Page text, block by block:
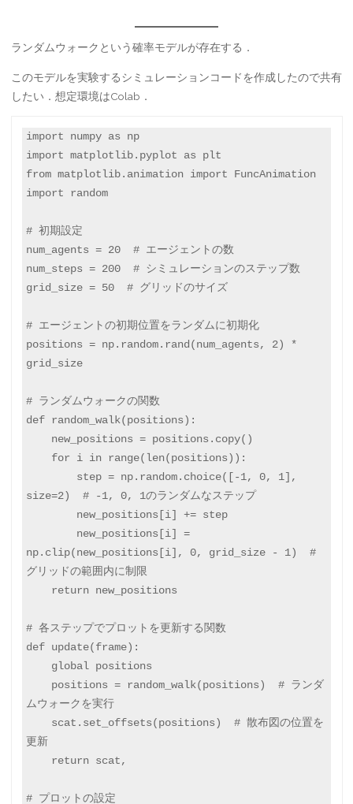
ランダムウォークという確率モデルが存在する．
このモデルを実験するシミュレーションコードを作成したので共有
したい．想定環境はColab．
import numpy as np
import matplotlib.pyplot as plt
from matplotlib.animation import FuncAnimation
import random
# 初期設定
num_agents = 20  # エージェントの数
num_steps = 200  # シミュレーションのステップ数
grid_size = 50  # グリッドのサイズ
# エージェントの初期位置をランダムに初期化
positions = np.random.rand(num_agents, 2) *
grid_size
# ランダムウォークの関数
def random_walk(positions):
size=2)  # -1, 0, 1のランダムなステップ
np.clip(new_positions[i], 0, grid_size - 1)  #
グリッドの範囲内に制限
# 各ステップでプロットを更新する関数
def update(frame):
ムウォークを実行
更新
# プロットの設定